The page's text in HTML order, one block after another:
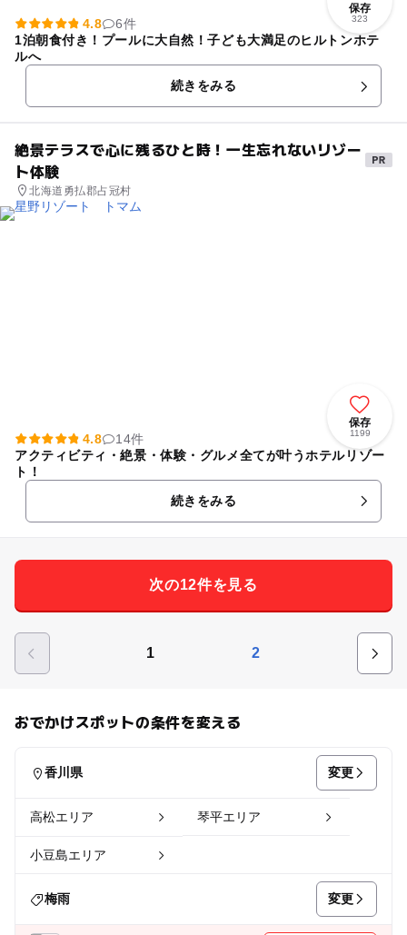
保存
323
4.8
6件
1泊朝食付き！プールに大自然！子ども大満足のヒルトンホテ
ルへ
続きをみる
絶景テラスで心に残るひと時！一生忘れないリゾー
ト体験
北海道勇払郡占冠村
保存
1199
4.8
14件
アクティビティ・絶景・体験・グルメ全てが叶うホテルリゾー
ト！
続きをみる
次の12件を見る
1 2
おでかけスポットの条件を変える
香川県 変更
高松エリア 琴平エリア
小豆島エリア
梅雨 変更